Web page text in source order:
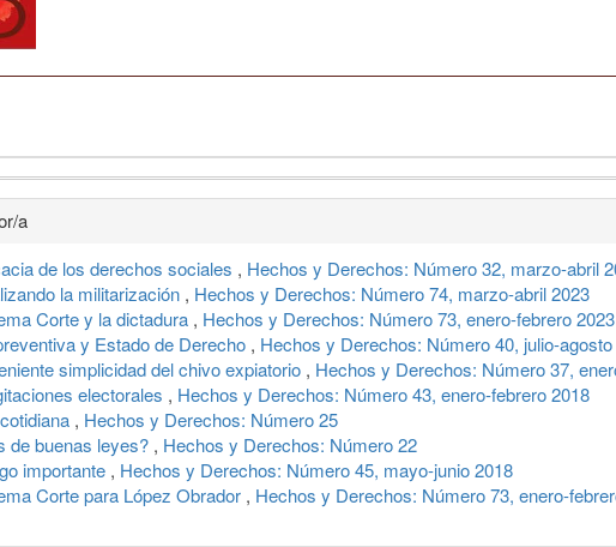
a
de los derechos sociales , Hechos y Derechos: Número 32, marzo-abril
la militarización , Hechos y Derechos: Número 74, marzo-abril 2023
Corte y la dictadura , Hechos y Derechos: Número 73, enero-febrero 2023
y Estado de Derecho , Hechos y Derechos: Número 40, julio-
simplicidad del chivo expiatorio , Hechos y Derechos: Número 37,
electorales , Hechos y Derechos: Número 43, enero-febrero 2018
, Hechos y Derechos: Número 25
de buenas leyes? , Hechos y Derechos: Número 22
importante , Hechos y Derechos: Número 45, mayo-junio 2018
Corte para López Obrador , Hechos y Derechos: Número 73, enero-